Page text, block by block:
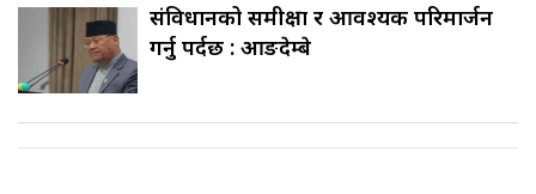
संविधानको समीक्षा र आवश्यक परिमार्जन
गर्नु पर्दछ : आङदेम्बे